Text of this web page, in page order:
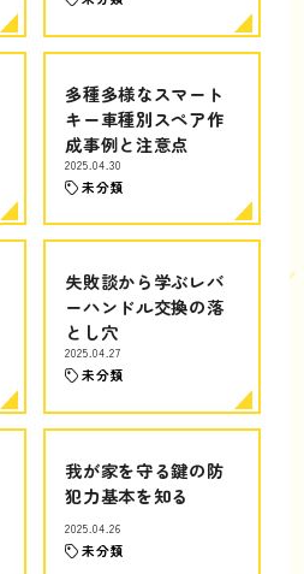
多種多様なスマート
キー車種別スペア作
成事例と注意点
2025.04.30
未分類
失敗談から学ぶレバ
ーハンドル交換の落
とし穴
2025.04.27
未分類
我が家を守る鍵の防
犯力基本を知る
2025.04.26
未分類